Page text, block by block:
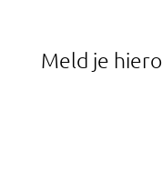
Meld je